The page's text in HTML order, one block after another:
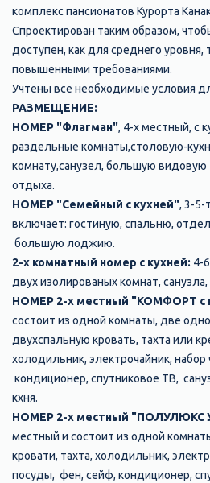
комплекс пансионатов Курорта
Спроектирован таким образом,
доступен, как для среднего уровня,
повышенными требованиями.
Учтены все необходимые условия
РАЗМЕЩЕНИЕ:
НОМЕР "Флагман", 4-х местный, с
раздельные комнаты,столовую-
комнату,санузел, большую
отдыха.
НОМЕР "Семейный с кухней", 3-5-
включает: гостиную, спальню,
большую лоджию.
2-х комнатный номер с кухней: 4-
двух изолированых комнат, санузла,
НОМЕР 2-х местный "КОМФОРТ с
состоит из одной комнаты, две
двухспальную кровать, тахта или
холодильник, электрочайник, набор
кондиционер, спутниковое ТВ,
кхня.
НОМЕР 2-х местный
местный и состоит из одной
кровати, тахта, холодильник,
посуды, фен, сейф, кондиционер,